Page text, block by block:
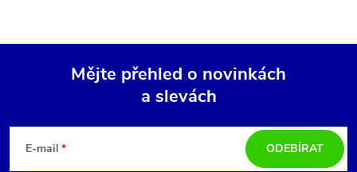
Mějte přehled o novinkách
a slevách
E-mail ODEBÍRAT